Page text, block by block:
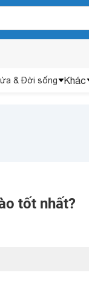
& Đời sống Khác
tốt nhất?